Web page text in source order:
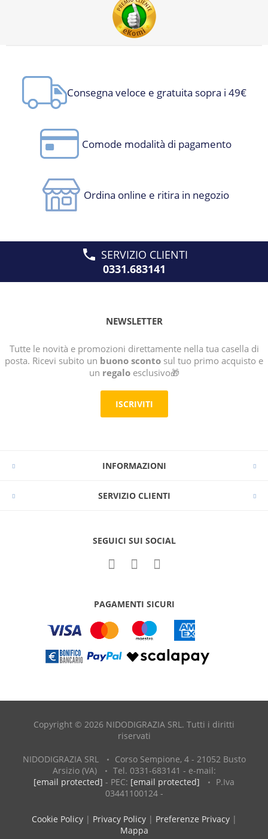
Consegna veloce e gratuita sopra i 49€
Comode modalità di pagamento
Ordina online e ritira in negozio
SERVIZIO CLIENTI
0331.683141
NEWSLETTER
Tutte le novità e promozioni direttamente nella tua casella di
posta. Ricevi subito un buono sconto sul tuo primo acquisto e
un regaloesclusivo🎁
ISCRIVITI
INFORMAZIONI
SERVIZIO CLIENTI
SEGUICI SUI SOCIAL
PAGAMENTI SICURI
Copyright © 2026 NIDODIGRAZIA SRL. Tutti i diritti
riservati
NIDODIGRAZIA SRL
Corso Sempione, 4 - 21052 Busto
Arsizio (VA)
Tel. 0331-683141 - e-mail:
[email protected] - PEC: [email protected]
P.Iva
03441100124 -
Cookie Policy| Privacy Policy| Preferenze Privacy|
Mappa